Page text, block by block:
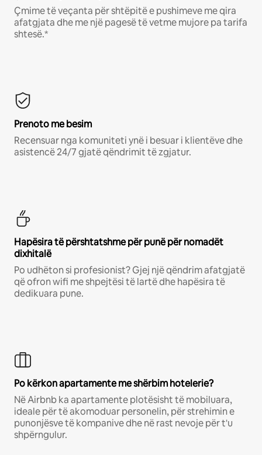
Çmime të veçanta për shtëpitë e pushimeve me qira
afatgjata dhe me një pagesë të vetme mujore pa tarifa
shtesë.*
Prenoto me besim
Recensuar nga komuniteti ynë i besuar i klientëve dhe
asistencë 24/7 gjatë qëndrimit të zgjatur.
Hapësira të përshtatshme për punë për nomadët
dixhitalë
Po udhëton si profesionist? Gjej një qëndrim afatgjatë
që ofron wifi me shpejtësi të lartë dhe hapësira të
dedikuara pune.
Po kërkon apartamente me shërbim hotelerie?
Në Airbnb ka apartamente plotësisht të mobiluara,
ideale për të akomoduar personelin, për strehimin e
punonjësve të kompanive dhe në rast nevoje për t'u
shpërngulur.